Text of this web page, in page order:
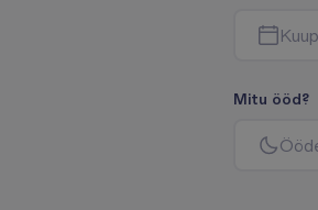
Kuup
Mitu ööd?
Ööd